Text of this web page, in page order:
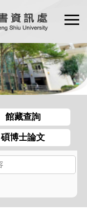
館藏查詢
碩博士論文